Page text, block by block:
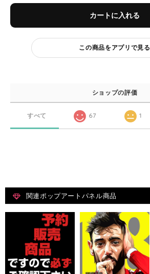
カートに入れる
この商品をアプリで見る
ショップの評価
すべて 67 1
関連ポップアートパネル商品